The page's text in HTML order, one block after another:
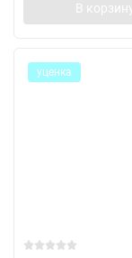
В
уценка